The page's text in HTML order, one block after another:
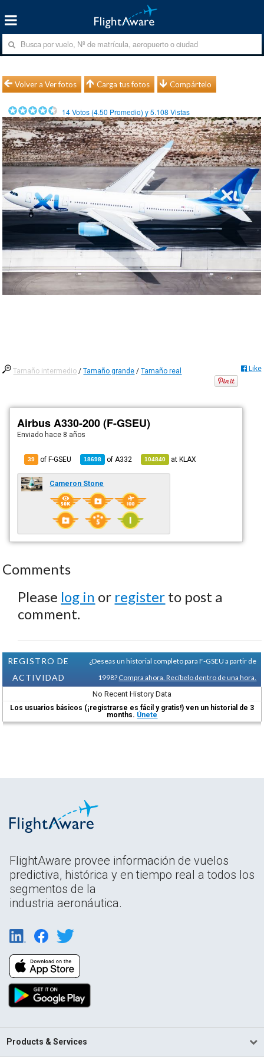
Volver a Ver fotos Carga tus fotos Compártelo
14Votos (4.50 Promedio) y5.108 Vistas
Tamaño intermedio /Tamaño grande /Tamaño real Like
Airbus A330-200 (F-GSEU)
Enviado hace 8 años
39 of F-GSEU 18698 of A332 104840 atKLAX
Cameron Stone
Comments
Please log in or register to post a
comment.
REGISTRO DE
ACTIVIDAD
¿Deseas un historial completo para F-GSEU a partir de
1998? Compra ahora. Recíbelo dentro de una hora.
No Recent History Data
Los usuarios básicos (¡registrarse es fácil y gratis!) ven un historial de 3
months. Únete
FlightAware provee información de vuelos
predictiva, histórica y en tiempo real a todos los
segmentos de la
industria aeronáutica.
Products & Services